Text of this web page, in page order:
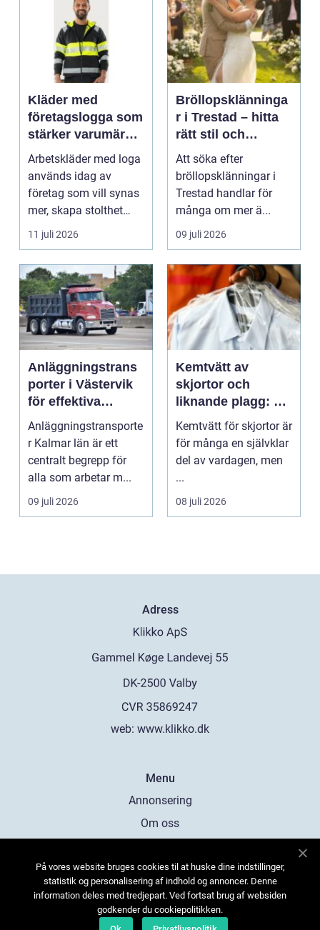
Kläder med
företagslogga som
stärker varumärket
varje dag
Arbetskläder med loga
används idag av
företag som vill synas
mer, skapa stolthet
inte...
11 juli 2026
Bröllopsklänninga
r i Trestad – hitta
rätt stil och
passform inför den
stora dagen
Att söka efter
bröllopsklänningar i
Trestad handlar för
många om mer ä...
09 juli 2026
Anläggningstrans
porter i Västervik
för effektiva
byggprojekt
Anläggningstransporte
r Kalmar län är ett
centralt begrepp för
alla som arbetar m...
09 juli 2026
Kemtvätt av
skjortor och
liknande plagg: Så
fungerar
professionell
klädvård i
Kemtvätt för skjortor är
för många en självklar
del av vardagen, men
...
08 juli 2026
Adress
web: www.klikko.dk
Menu
Annonsering
Om oss
Kontakta oss
Sitemap
På vores website bruges cookies til at huske dine indstillinger,
statistik og personalisering af indhold og annoncer. Denne
information deles med tredjepart. Ved fortsat brug af websiden
godkender du cookiepolitikken.